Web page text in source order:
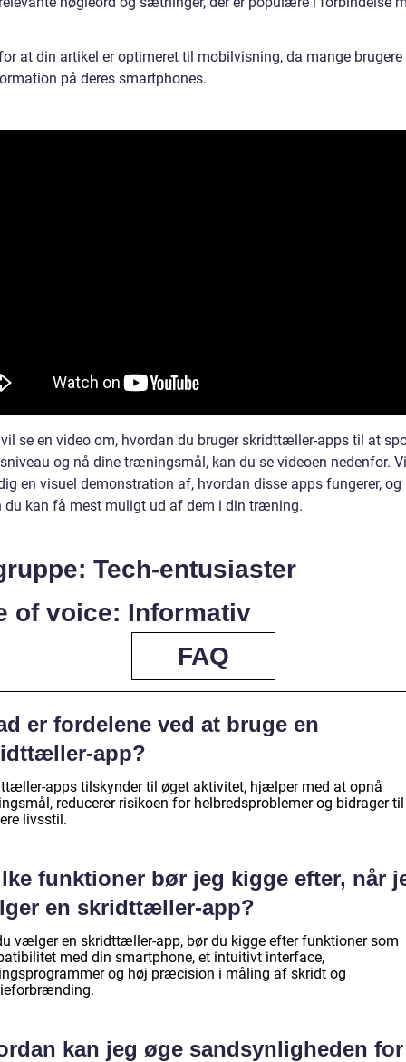
at din artikel er optimeret til mobilvisning, da mange brugere
på deres smartphones.
se en video om, hvordan du bruger skridttæller-apps til at
og nå dine træningsmål, kan du se videoen nedenfor.
en visuel demonstration af, hvordan disse apps fungerer, og
du kan få mest muligt ud af dem i din træning.
Tech-entusiaster
of voice: Informativ
FAQ
er fordelene ved at bruge en
app?
apps tilskynder til øget aktivitet, hjælper med at opnå
reducerer risikoen for helbredsproblemer og bidrager
livsstil.
funktioner bør jeg kigge efter, når
en skridttæller-app?
vælger en skridttæller-app, bør du kigge efter funktioner som
med din smartphone, et intuitivt interface,
og høj præcision i måling af skridt og
kan jeg øge sandsynligheden